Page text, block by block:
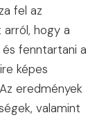
fel az
hogy a
fenntartani a
képes
eredmények
valamint